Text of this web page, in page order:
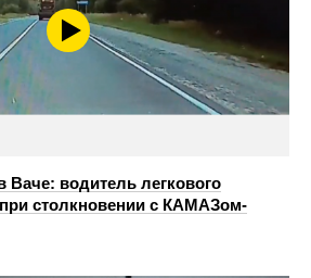
водитель легкового
столкновении с КАМАЗом-